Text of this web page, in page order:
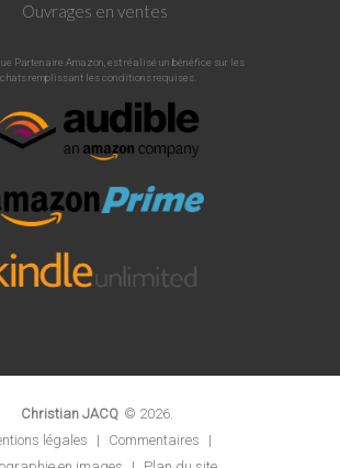
Ouvrages en ventes
Partenaire Amazon, est réalisé un bénéfice sur les
remplissant les conditions requises.
Christian JACQ © 2026.
légales
| Commentaires
|